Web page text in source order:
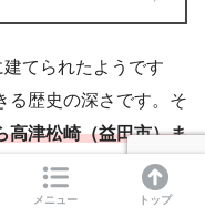
てられたようです
る歴史の深さです。そ
高津松崎（益田市）ま
メニュー トップ